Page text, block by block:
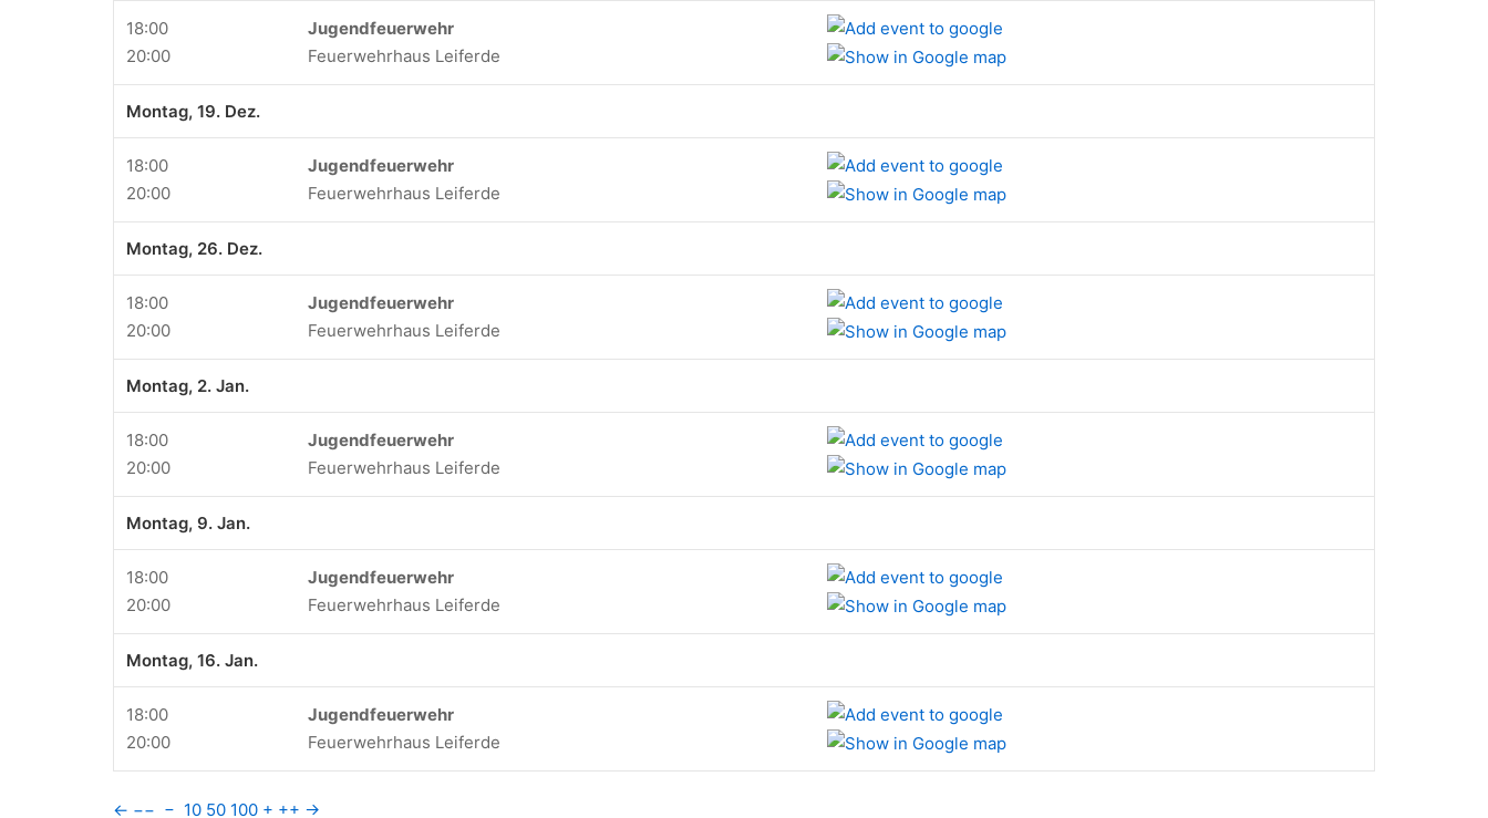
18:00
20:00
Jugendfeuerwehr
Feuerwehrhaus Leiferde
Montag, 19. Dez.
18:00
20:00
Jugendfeuerwehr
Feuerwehrhaus Leiferde
Montag, 26. Dez.
18:00
20:00
Jugendfeuerwehr
Feuerwehrhaus Leiferde
Montag, 2. Jan.
18:00
20:00
Jugendfeuerwehr
Feuerwehrhaus Leiferde
Montag, 9. Jan.
18:00
20:00
Jugendfeuerwehr
Feuerwehrhaus Leiferde
Montag, 16. Jan.
18:00
20:00
Jugendfeuerwehr
Feuerwehrhaus Leiferde
← −− − 10 50 100 + ++ →